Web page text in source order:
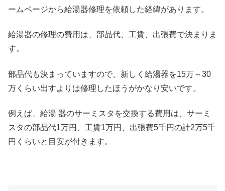
ームページから給湯器修理を依頼した経緯があります。
給湯器の修理の費用は、部品代、工賃、出張費で決まりま
す。
部品代も決まっていますので、新しく給湯器を15万～30
万くらい出すよりは修理したほうがかなり安いです。
例えば、給湯 器のサーミスタを交換する費用は、サーミ
スタの部品代1万円、工賃1万円、出張費5千円の計2万5千
円くらいと目安が付きます。